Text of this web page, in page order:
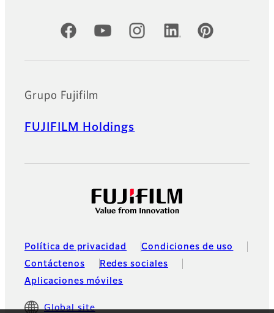
Cuentas oficiales de redes sociales
Grupo Fujifilm
FUJIFILM Holdings
Política de privacidad
Condiciones de uso
Contáctenos
Redes sociales
Aplicaciones móviles
Global site